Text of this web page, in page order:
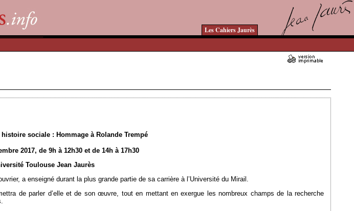
Les Cahiers Jaurès
sociale : Hommage à Rolande Trempé
2017, de 9h à 12h30 et de 14h à 17h30
Toulouse Jean Jaurès
a enseigné durant la plus grande partie de sa carrière à l’Université du Mirail.
de parler d’elle et de son œuvre, tout en mettant en exergue les nombreux champs de la recherche